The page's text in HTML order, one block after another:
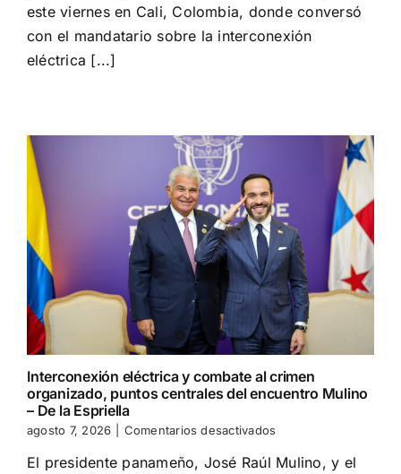
viernes
cumplir
este viernes en Cali, Colombia, donde conversó
con el mandatario sobre la interconexión
eléctrica [...]
Interconexión eléctrica y combate al crimen
organizado, puntos centrales del encuentro Mulino
– De la Espriella
agosto 7, 2026 Comentarios desactivadosen
eléctrica
El presidente panameño, José Raúl Mulino, y el